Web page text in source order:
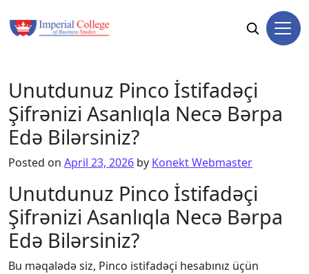
Unutdunuz Pinco İstifadəçi
Şifrənizi Asanlıqla Necə Bərpa
Edə Bilərsiniz?
Posted on April 23, 2026 by Konekt Webmaster
Unutdunuz Pinco İstifadəçi
Şifrənizi Asanlıqla Necə Bərpa
Edə Bilərsiniz?
Bu məqalədə siz, Pinco istifadəçi hesabınız üçün